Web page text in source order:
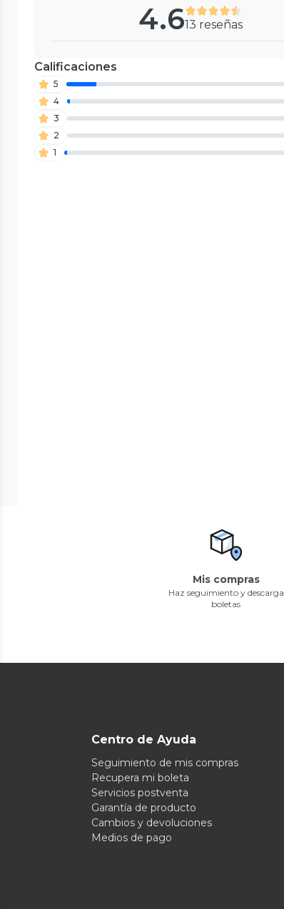
4.613 reseñas
Calificaciones
5
4
3
2
1
Mis compras
Haz seguimiento y descarga
boletas
Centro de Ayuda
Seguimiento de mis compras
Recupera mi boleta
Servicios postventa
Garantía de producto
Cambios y devoluciones
Medios de pago